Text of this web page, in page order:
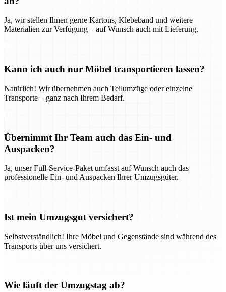
Ja, wir stellen Ihnen gerne Kartons, Klebeband und weitere
Materialien zur Verfügung – auf Wunsch auch mit Lieferung.
Kann ich auch nur Möbel transportieren lassen?
Natürlich! Wir übernehmen auch Teilumzüge oder einzelne
Transporte – ganz nach Ihrem Bedarf.
Übernimmt Ihr Team auch das Ein- und
Auspacken?
Ja, unser Full-Service-Paket umfasst auf Wunsch auch das
professionelle Ein- und Auspacken Ihrer Umzugsgüter.
Ist mein Umzugsgut versichert?
Selbstverständlich! Ihre Möbel und Gegenstände sind während des
Transports über uns versichert.
Wie läuft der Umzugstag ab?